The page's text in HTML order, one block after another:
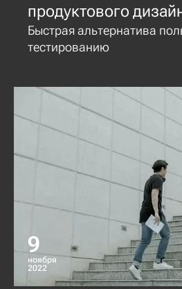
продуктового
Быстрая альтернатива
тестированию
9
ноября
2022